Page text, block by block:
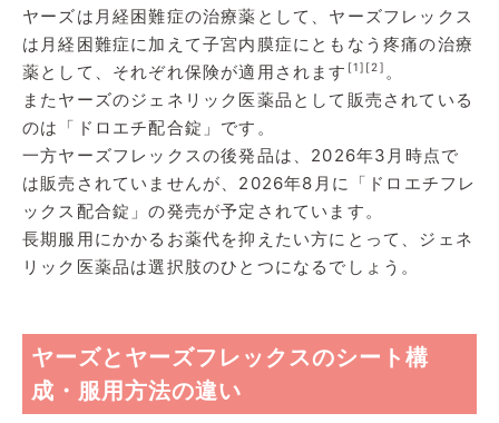
ヤーズは月経困難症の治療薬として、ヤーズフレックス
は月経困難症に加えて子宮内膜症にともなう疼痛の治療
薬として、それぞれ保険が適用されます [1] [2] 。
またヤーズのジェネリック医薬品として販売されている
のは「ドロエチ配合錠」です。
一方ヤーズフレックスの後発品は、2026年3月時点で
は販売されていませんが、2026年8月に「ドロエチフレ
ックス配合錠」の発売が予定されています。
長期服用にかかるお薬代を抑えたい方にとって、ジェネ
リック医薬品は選択肢のひとつになるでしょう。
ヤーズとヤーズフレックスのシート構
成・服用方法の違い